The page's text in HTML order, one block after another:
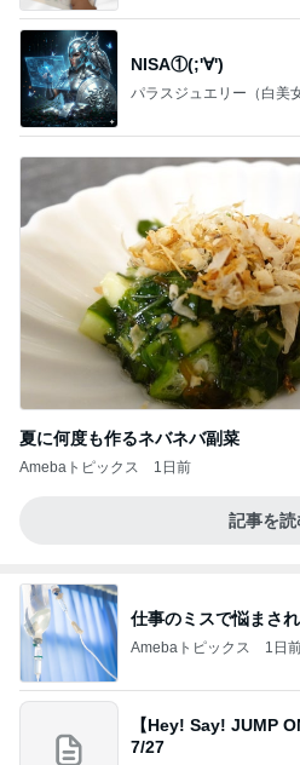
NISA①(;'∀')
パラスジュエリー（白美
夏に何度も作るネバネバ副菜
Amebaトピックス 1日前
記事を読
仕事のミスで悩まさ
Amebaトピックス 1日
【Hey! Say! JUMP
7/27